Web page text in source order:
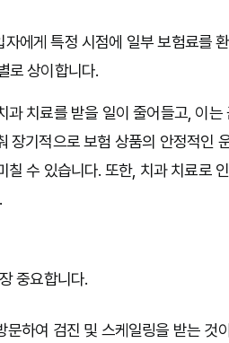
에게 특정 시점에 일부 보험료를
로 상이합니다.
치료를 받을 일이 줄어들고, 이는
기적으로 보험 상품의 안정적인
수 있습니다. 또한, 치과 치료로
중요합니다.
하여 검진 및 스케일링을 받는 것